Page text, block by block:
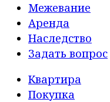
Межевание
Аренда
Наследство
Задать вопрос
Квартира
Покупка